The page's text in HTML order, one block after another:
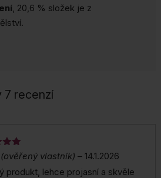
, 20,6 % složek je z
7 recenzí
(ověřený vlastník) – 14.1.2026
produkt, lehce projasní a skvěle